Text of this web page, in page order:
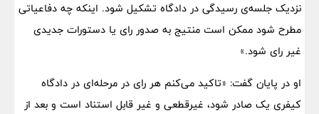
نزدیک جلسه‌ی رسیدگی در دادگاه تشکیل شود. اینکه چه دفاعیاتی
مطرح شود ممکن است منتیج به صدور رای یا دستورات جدیدی
غیر رای شود.»
او در پایان گفت: «تاکید می‌کنم هر رای‌ در مرحله‌ای در دادگاه
کیفری یک صادر شود، غیرقطعی و غیر قابل استناد است و بعد از